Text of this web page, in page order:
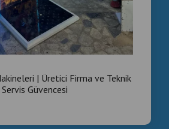
| Üretici Firma ve Teknik
Servis Güvencesi